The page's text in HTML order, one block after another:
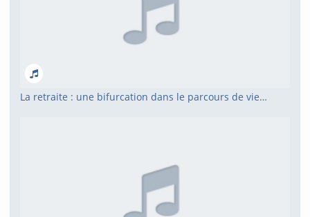
La retraite : une bifurcation dans le parcours de vie des travailleurs d’ESAT